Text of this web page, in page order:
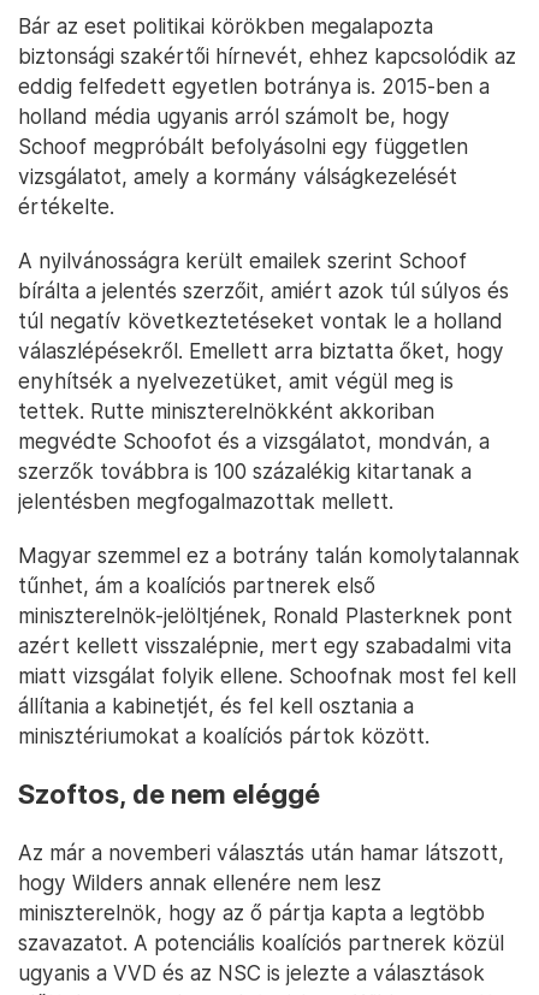
Bár az eset politikai körökben megalapozta
biztonsági szakértői hírnevét, ehhez kapcsolódik az
eddig felfedett egyetlen botránya is. 2015-ben a
holland média ugyanis arról számolt be, hogy
Schoof megpróbált befolyásolni egy független
vizsgálatot, amely a kormány válságkezelését
értékelte.
A nyilvánosságra került emailek szerint Schoof
bírálta a jelentés szerzőit, amiért azok túl súlyos és
túl negatív következtetéseket vontak le a holland
válaszlépésekről. Emellett arra biztatta őket, hogy
enyhítsék a nyelvezetüket, amit végül meg is
tettek. Rutte miniszterelnökként akkoriban
megvédte Schoofot és a vizsgálatot, mondván, a
szerzők továbbra is 100 százalékig kitartanak a
jelentésben megfogalmazottak mellett.
Magyar szemmel ez a botrány talán komolytalannak
tűnhet, ám a koalíciós partnerek első
miniszterelnök-jelöltjének, Ronald Plasterknek pont
azért kellett visszalépnie, mert egy szabadalmi vita
miatt vizsgálat folyik ellene. Schoofnak most fel kell
állítania a kabinetjét, és fel kell osztania a
minisztériumokat a koalíciós pártok között.
Szoftos, de nem eléggé
Az már a novemberi választás után hamar látszott,
hogy Wilders annak ellenére nem lesz
miniszterelnök, hogy az ő pártja kapta a legtöbb
szavazatot. A potenciális koalíciós partnerek közül
ugyanis a VVD és az NSC is jelezte a választások